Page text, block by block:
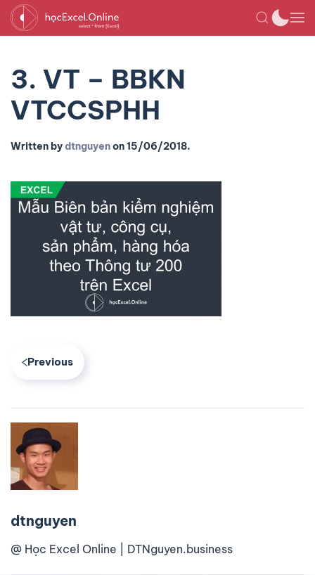
3. VT – BBKN
VTCCSPHH
Written bydtnguyenon15/06/2018.
Previous
dtnguyen
@ Học Excel Online | DTNguyen.business